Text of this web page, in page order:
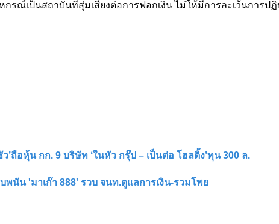
รณ์เป็นสถาบันที่สุ่มเสี่ยงต่อการฟอกเงิน ไม่ให้มีการละเว้นการ
’ถือหุ้น กก. 9 บริษัท ‘ในหัว กรุ๊ป – เป็นต่อ โฮลดิ้ง’ทุน 300 ล.
พนัน 'มาเก๊า 888' รวบ จนท.ดูแลการเงิน-รวมโพย